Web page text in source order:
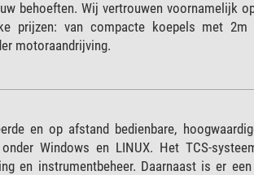
behoeften. Wij vertrouwen voornamelijk
prijzen: van compacte koepels met
motoraandrijving.
en op afstand bedienbare,
Windows en LINUX. Het TCS-
en instrumentbeheer. Daarnaast is er